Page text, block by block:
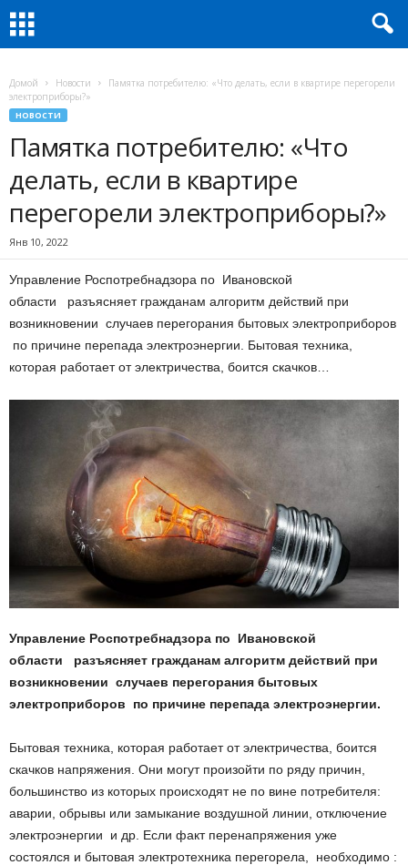
Домой Новости
Памятка потребителю: «Что делать, если в квартире перегорели
электроприборы?»
НОВОСТИ
Памятка потребителю: «Что
делать, если в квартире
перегорели электроприборы?»
Янв 10, 2022
Управление Роспотребнадзора по Ивановской
области разъясняет гражданам алгоритм действий при
возникновении случаев перегорания бытовых электроприборов
по причине перепада электроэнергии. Бытовая техника,
которая работает от электричества, боится скачков…
Управление Роспотребнадзора по Ивановской
области разъясняет гражданам алгоритм действий при
возникновении случаев перегорания бытовых
электроприборов по причине перепада электроэнергии.
Бытовая техника, которая работает от электричества, боится
скачков напряжения. Они могут произойти по ряду причин,
большинство из которых происходят не по вине потребителя:
аварии, обрывы или замыкание воздушной линии, отключение
электроэнергии и др. Если факт перенапряжения уже
состоялся и бытовая электротехника перегорела, необходимо :